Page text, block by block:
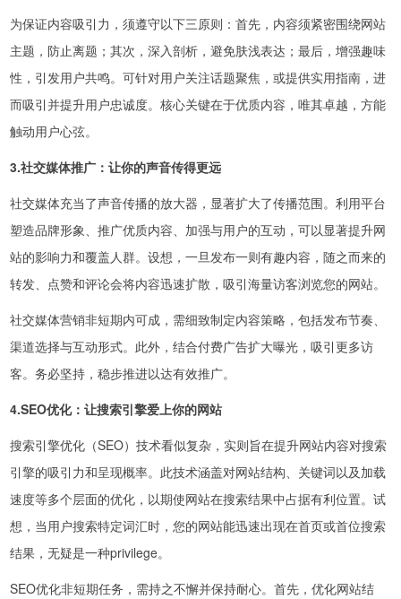
为保证内容吸引力，须遵守以下三原则：首先，内容须紧密围绕网站
主题，防止离题；其次，深入剖析，避免肤浅表达；最后，增强趣味
性，引发用户共鸣。可针对用户关注话题聚焦，或提供实用指南，进
而吸引并提升用户忠诚度。核心关键在于优质内容，唯其卓越，方能
触动用户心弦。
3.社交媒体推广：让你的声音传得更远
社交媒体充当了声音传播的放大器，显著扩大了传播范围。利用平台
塑造品牌形象、推广优质内容、加强与用户的互动，可以显著提升网
站的影响力和覆盖人群。设想，一旦发布一则有趣内容，随之而来的
转发、点赞和评论会将内容迅速扩散，吸引海量访客浏览您的网站。
社交媒体营销非短期内可成，需细致制定内容策略，包括发布节奏、
渠道选择与互动形式。此外，结合付费广告扩大曝光，吸引更多访
客。务必坚持，稳步推进以达有效推广。
4.SEO优化：让搜索引擎爱上你的网站
搜索引擎优化（SEO）技术看似复杂，实则旨在提升网站内容对搜索
引擎的吸引力和呈现概率。此技术涵盖对网站结构、关键词以及加载
速度等多个层面的优化，以期使网站在搜索结果中占据有利位置。试
想，当用户搜索特定词汇时，您的网站能迅速出现在首页或首位搜索
结果，无疑是一种privilege。
SEO优化非短期任务，需持之不懈并保持耐心。首先，优化网站结